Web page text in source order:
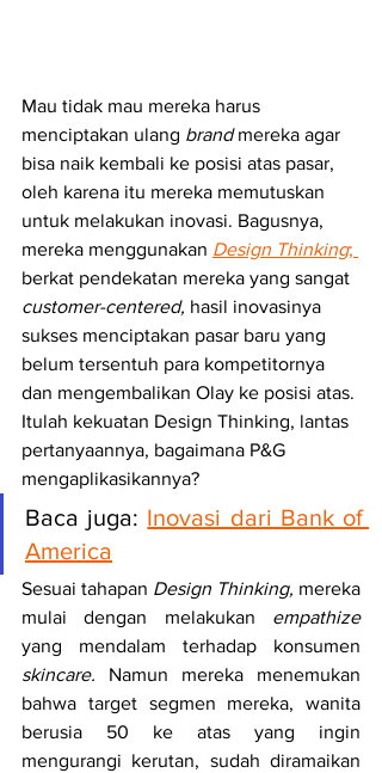
Mau tidak mau mereka harus
menciptakan ulang brand mereka agar
bisa naik kembali ke posisi atas pasar,
oleh karena itu mereka memutuskan
untuk melakukan inovasi. Bagusnya,
mereka menggunakan Design Thinking;
berkat pendekatan mereka yang sangat
customer-centered, hasil inovasinya
sukses menciptakan pasar baru yang
belum tersentuh para kompetitornya
dan mengembalikan Olay ke posisi atas.
Itulah kekuatan Design Thinking, lantas
pertanyaannya, bagaimana P&G
mengaplikasikannya?
Baca juga: Inovasi dari Bank of
America
Sesuai tahapan Design Thinking, mereka
mulai dengan melakukan
empathize
skincare. Namun mereka menemukan
bahwa target segmen mereka, wanita
berusia 50 ke atas yang ingin
mengurangi kerutan, sudah diramaikan